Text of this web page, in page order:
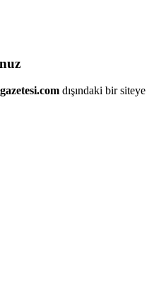
dışındaki bir siteye